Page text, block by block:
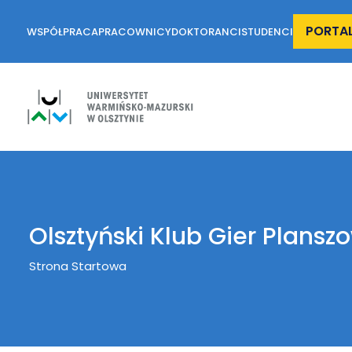
WSPÓŁPRACAPRACOWNICYDOKTORANCISTUDENCI
Olsztyński Klub Gier
Breadcrumb
Strona Startowa